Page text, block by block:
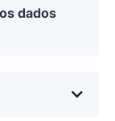
dados